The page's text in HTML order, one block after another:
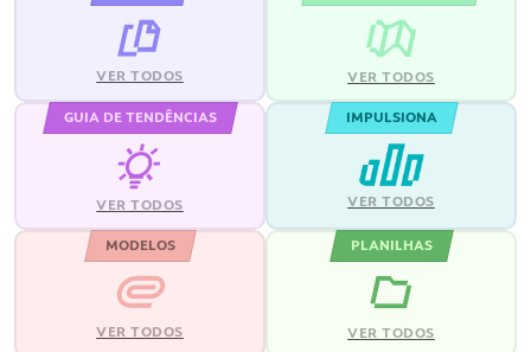
VER TODOS VER TODOS
GUIA DE TENDÊNCIAS
VER TODOS
IMPULSIONA
VER TODOS
MODELOS
VER TODOS
PLANILHAS
VER TODOS